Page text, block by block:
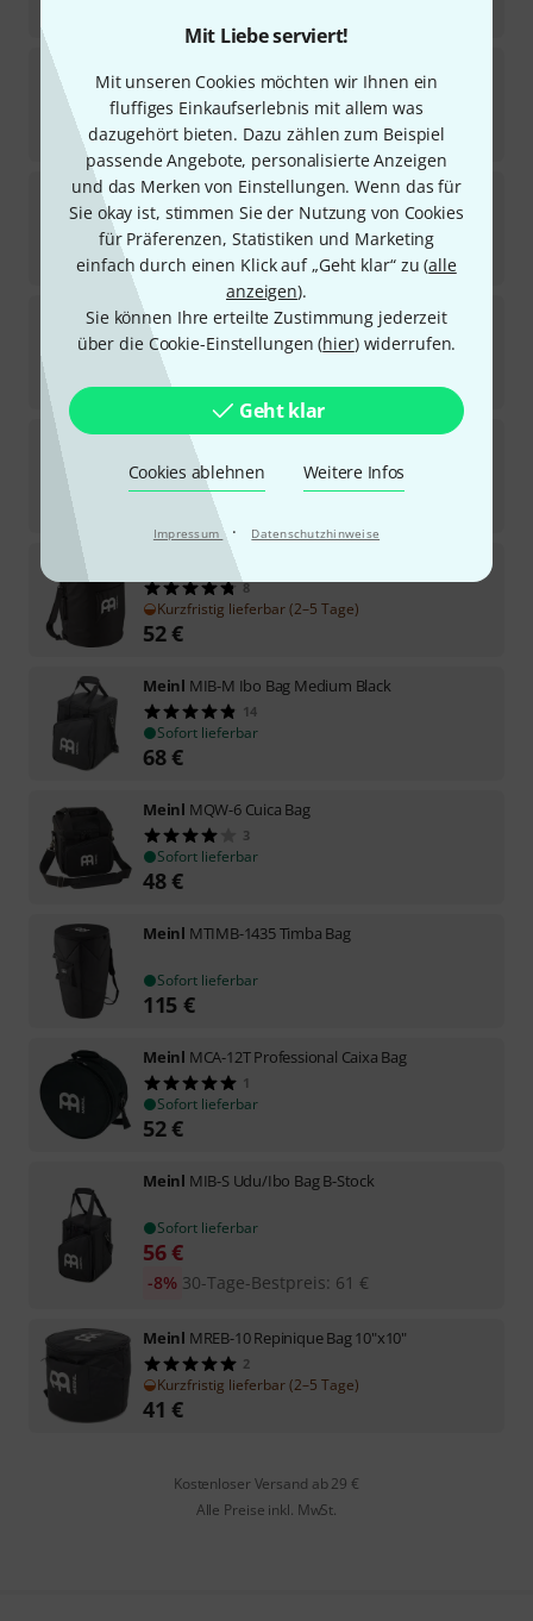
Mit Liebe serviert!
Mit unseren Cookies möchten wir Ihnen ein
fluffiges Einkaufserlebnis mit allem was
dazugehört bieten. Dazu zählen zum Beispiel
passende Angebote, personalisierte Anzeigen
und das Merken von Einstellungen. Wenn das für
Sie okay ist, stimmen Sie der Nutzung von Cookies
für Präferenzen, Statistiken und Marketing
einfach durch einen Klick auf „Geht klar“ zu (alle
anzeigen).
Sie können Ihre erteilte Zustimmung jederzeit
über die Cookie-Einstellungen (hier) widerrufen.
Geht klar
Cookies ablehnen Weitere Infos
Impressum · Datenschutzhinweise
6
Sofort lieferbar
66 €
MeinlMFDB-12BE Bendir Bag
3
Sofort lieferbar
40€
MeinlMCA-12 Professional Caixa Bag
5
Sofort lieferbar
45€
MeinlMCA-14 Professional Caixa Bag
Kurzfristig lieferbar (2–5 Tage)
MREBB-12 Rebolo Bag 12"x18"
8
Kurzfristig lieferbar (2–5 Tage)
52€
Meinl MIB-M Ibo Bag Medium Black
14
Sofort lieferbar
68€
Meinl MQW-6 Cuica Bag
3
Sofort lieferbar
48€
Meinl MTIMB-1435 Timba Bag
Sofort lieferbar
115 €
Meinl MCA-12T Professional Caixa Bag
1
Sofort lieferbar
52€
Meinl MIB-S Udu/Ibo Bag B-Stock
Sofort lieferbar
56€
30-Tage-Bestpreis: 61 €
-8%
Meinl MREB-10 Repinique Bag 10"x10"
2
Kurzfristig lieferbar (2–5 Tage)
41 €
Kostenloser Versand ab 29 €
Alle Preise inkl. MwSt.